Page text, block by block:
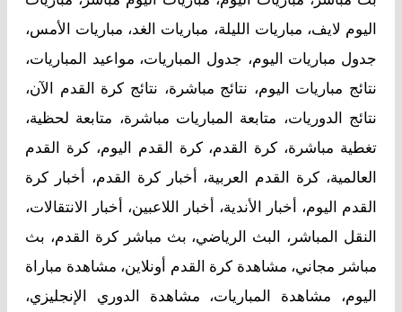
اليوم لايف، مباريات الليلة، مباريات الغد، مباريات الأمس،
جدول مباريات اليوم، جدول المباريات، مواعيد المباريات،
نتائج مباريات اليوم، نتائج مباشرة، نتائج كرة القدم الآن،
نتائج الدوريات، متابعة المباريات مباشرة، متابعة لحظية،
تغطية مباشرة، كرة القدم، كرة القدم اليوم، كرة القدم
العالمية، كرة القدم العربية، أخبار كرة القدم، أخبار كرة
القدم اليوم، أخبار الأندية، أخبار اللاعبين، أخبار الانتقالات،
النقل المباشر، البث الرياضي، بث مباشر كرة القدم، بث
مباشر مجاني، مشاهدة كرة القدم أونلاين، مشاهدة مباراة
اليوم، مشاهدة المباريات، مشاهدة الدوري الإنجليزي،